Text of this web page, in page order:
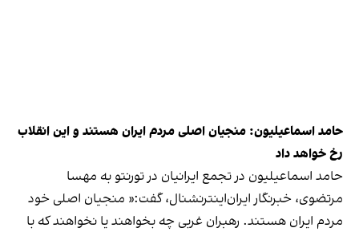
حامد اسماعیلیون: منجیان اصلی مردم ایران هستند و این انقلاب
رخ خواهد داد
حامد اسماعیلیون در تجمع ایرانیان در تورنتو به مهسا
مرتضوی، خبرنگار ایران‌اینترنشنال، گفت:« منجیان اصلی خود
مردم ایران هستند. رهبران غربی چه بخواهند یا نخواهند که با